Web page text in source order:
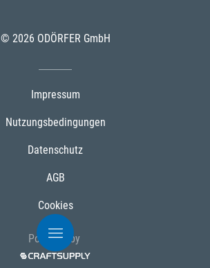
© 2026 ODÖRFER GmbH
Impressum
Nutzungsbedingungen
Datenschutz
AGB
Cookies
Powered by